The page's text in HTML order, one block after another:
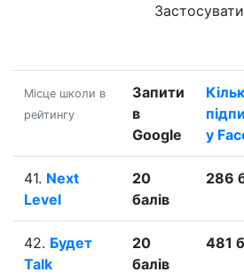
Застосувати
Місце школи в
рейтингу
Запити
в
Google
у
41. Next
Level
20
балів
286
42. Будет
Talk
20
балів
481